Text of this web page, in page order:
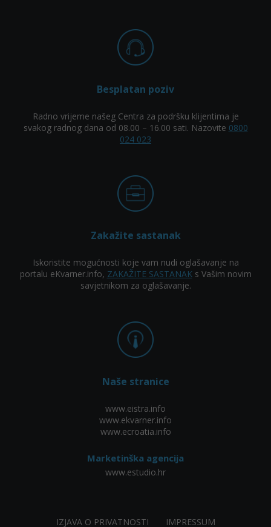
Besplatan poziv
Radno vrijeme našeg Centra za podršku klijentima je
svakog radnog dana od 08.00 – 16.00 sati. Nazovite 0800
024 023
Zakažite sastanak
Iskoristite mogućnosti koje vam nudi oglašavanje na
portalu eKvarner.info, ZAKAŽITE SASTANAKs Vašim novim
savjetnikom za oglašavanje.
Naše stranice
www.eistra.info
www.ekvarner.info
www.ecroatia.info
Marketinška agencija
www.estudio.hr
IZJAVA O PRIVATNOSTI IMPRESSUM